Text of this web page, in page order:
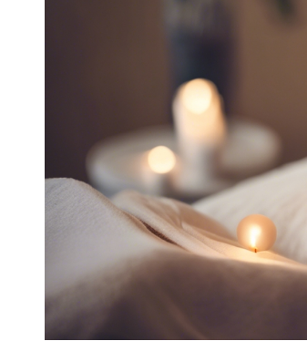
VERLANGLIJST WINKELWAGEN
BLOG CLASSIC